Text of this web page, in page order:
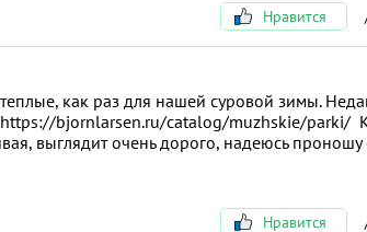
Нравится
как раз для нашей суровой зимы.
https://bjornlarsen.ru/catalog/muzhskie/parki/
выглядит очень дорого, надеюсь
Нравится